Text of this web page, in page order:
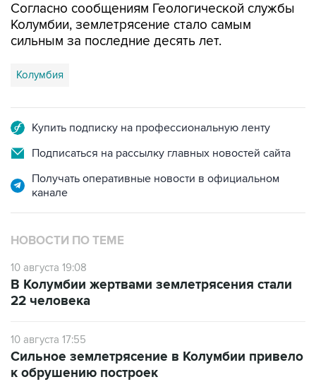
Согласно сообщениям Геологической службы
Колумбии, землетрясение стало самым
сильным за последние десять лет.
Колумбия
Купить подписку на профессиональную ленту
Подписаться на рассылку главных новостей сайта
Получать оперативные новости в официальном
канале
НОВОСТИ ПО ТЕМЕ
10 августа 19:08
В Колумбии жертвами землетрясения стали
22 человека
10 августа 17:55
Сильное землетрясение в Колумбии привело
к обрушению построек